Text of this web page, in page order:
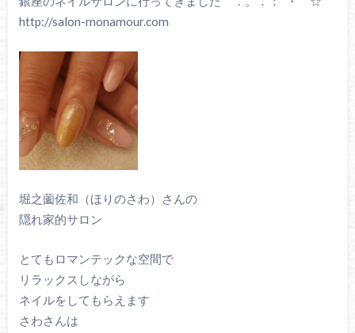
http://salon-monamour.com
堀之薗佐和（ほりのさわ）さんの
隠れ家的サロン
とてもロマンテックな空間で
リラックスしながら
ネイルをしてもらえます
さわさんは